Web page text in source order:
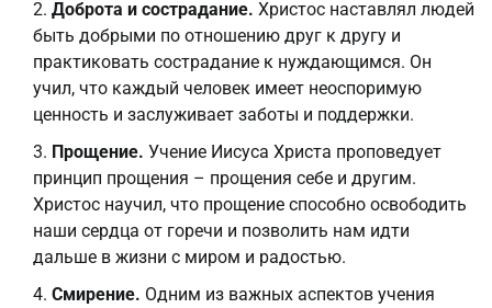
Доброта и сострадание. Христос наставлял людей
быть добрыми по отношению друг к другу и
практиковать сострадание к нуждающимся. Он
учил, что каждый человек имеет неоспоримую
ценность и заслуживает заботы и поддержки.
Прощение. Учение Иисуса Христа проповедует
принцип прощения – прощения себе и другим.
Христос научил, что прощение способно освободить
наши сердца от горечи и позволить нам идти
дальше в жизни с миром и радостью.
Смирение. Одним из важных аспектов учения